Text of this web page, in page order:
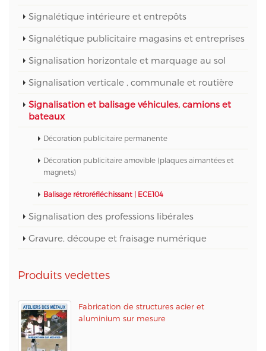
Signalétique intérieure et entrepôts
Signalétique publicitaire magasins et entreprises
Signalisation horizontale et marquage au sol
Signalisation verticale , communale et routière
Signalisation et balisage véhicules, camions et
bateaux
Décoration publicitaire permanente
Décoration publicitaire amovible (plaques aimantées et
magnets)
Balisage rétroréfléchissant | ECE104
Signalisation des professions libérales
Gravure, découpe et fraisage numérique
Produits vedettes
Fabrication de structures acier et
aluminium sur mesure